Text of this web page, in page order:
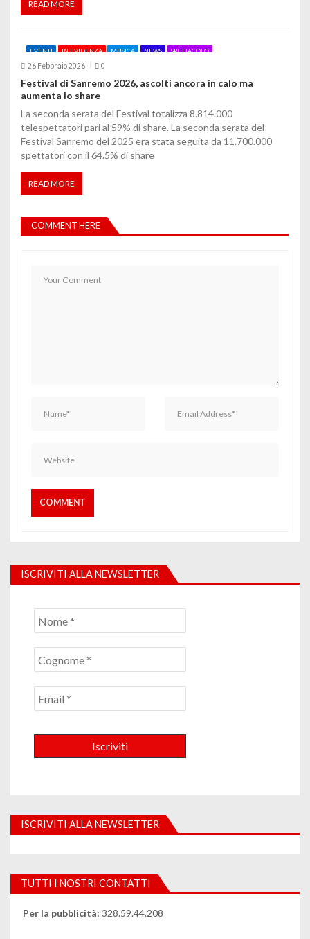
READ MORE
EVENTI IN EVIDENZA MUSICA NEWS SPETTACOLO
26 Febbraio 2026 0
Festival di Sanremo 2026, ascolti ancora in calo ma
aumenta lo share
La seconda serata del Festival totalizza 8.814.000
telespettatori pari al 59% di share. La seconda serata del
Festival Sanremo del 2025 era stata seguita da 11.700.000
spettatori con il 64.5% di share
READ MORE
COMMENT HERE
ISCRIVITI ALLA NEWSLETTER
ISCRIVITI ALLA NEWSLETTER
TUTTI I NOSTRI CONTATTI
Per la pubblicità: 328.59.44.208